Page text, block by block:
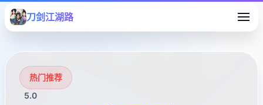
刀剑江湖路
热门推荐
5.0